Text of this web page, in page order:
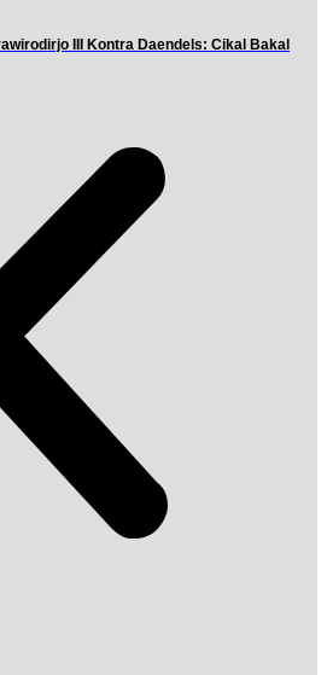
III Kontra Daendels: Cikal Bakal